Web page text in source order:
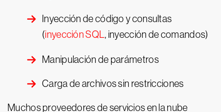
Inyección de código y consultas
(inyección SQL, inyección de comandos)
Manipulación de parámetros
Carga de archivos sin restricciones
Muchos proveedores de servicios en la nube